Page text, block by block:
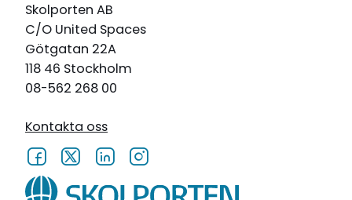
Skolporten AB
C/O United Spaces
Götgatan 22A
118 46 Stockholm
08-562 268 00
Kontakta oss